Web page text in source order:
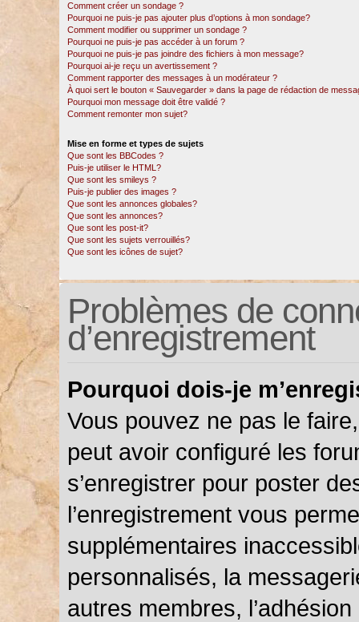
Comment créer un sondage ?
Pourquoi ne puis-je pas ajouter plus d’options à mon sondage?
Comment modifier ou supprimer un sondage ?
Pourquoi ne puis-je pas accéder à un forum ?
Pourquoi ne puis-je pas joindre des fichiers à mon message?
Pourquoi ai-je reçu un avertissement ?
Comment rapporter des messages à un modérateur ?
À quoi sert le bouton « Sauvegarder » dans la page de rédaction de
Pourquoi mon message doit être validé ?
Comment remonter mon sujet?
Mise en forme et types de sujets
Que sont les BBCodes ?
Puis-je utiliser le HTML?
Que sont les smileys ?
Puis-je publier des images ?
Que sont les annonces globales?
Que sont les annonces?
Que sont les post-it?
Que sont les sujets verrouillés?
Que sont les icônes de sujet?
Problèmes de
d’enregistrement
Pourquoi dois-je
Vous pouvez ne pas le
peut avoir configuré les
s’enregistrer pour poster
l’enregistrement vous
supplémentaires
personnalisés, la
autres membres,